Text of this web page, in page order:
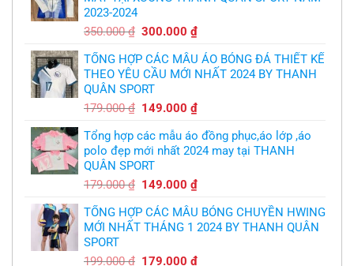
2023-2024
350.000₫ Giá
là:
350.000 ₫.
300.000₫Giá
tại
là:
TỔNG HỢP CÁC MẪU ÁO BÓNG ĐÁ THIẾT KẾ
THEO YÊU CẦU MỚI NHẤT 2024 BY THANH
QUÂN SPORT
179.000₫ Giá
là:
179.000 ₫.
149.000₫Giá
tại
là:
Tổng hợp các mẫu áo đồng phục,áo lớp ,áo
polo đẹp mới nhất 2024 may tại THANH
QUÂN SPORT
179.000₫ Giá
là:
179.000 ₫.
149.000₫Giá
tại
là:
TỔNG HỢP CÁC MẪU BÓNG CHUYỀN HWING
MỚI NHẤT THÁNG 1 2024 BY THANH QUÂN
SPORT
199.000₫ Giá
179.000₫Giá